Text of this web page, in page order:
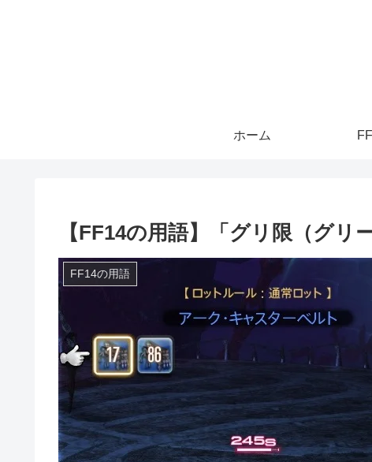
ホーム
【FF14の用語】「グリ限（グリ
FF14の用語